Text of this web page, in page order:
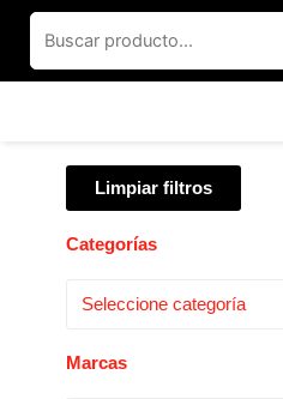
contenido
Limpiar filtros
Categorías
Seleccione categoría
Marcas